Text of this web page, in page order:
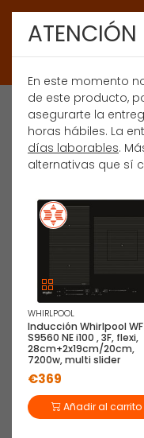
ATENCIÓN
En este momento
de este producto,
asegurarte la
horas hábiles. La
días laborables.
alternativas que sí
WHIRLPOOL
Inducción Whirlpool WF
S9560 NE i100 , 3F, flexi,
28cm+2x19cm/20cm,
7200w, multi slider
€369
Añadir al carrito